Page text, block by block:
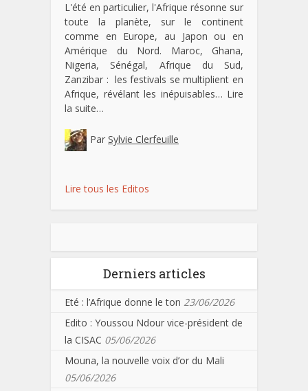
L'été en particulier, l'Afrique résonne sur
toute la planète, sur le continent
comme en Europe, au Japon ou en
Amérique du Nord. Maroc, Ghana,
Nigeria, Sénégal, Afrique du Sud,
Zanzibar : les festivals se multiplient en
Afrique, révélant les inépuisables… Lire
la suite…
Par Sylvie Clerfeuille
Lire tous les Editos
Derniers articles
Eté : l’Afrique donne le ton 23/06/2026
Edito : Youssou Ndour vice-président de
la CISAC 05/06/2026
Mouna, la nouvelle voix d’or du Mali
05/06/2026